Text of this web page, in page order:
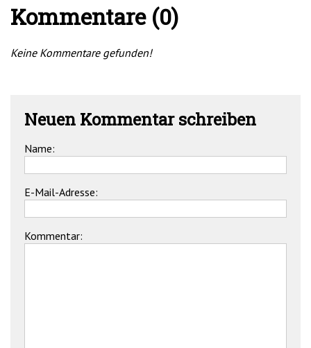
Kommentare (0)
Keine Kommentare gefunden!
Neuen Kommentar schreiben
Name:
E-Mail-Adresse:
Kommentar: